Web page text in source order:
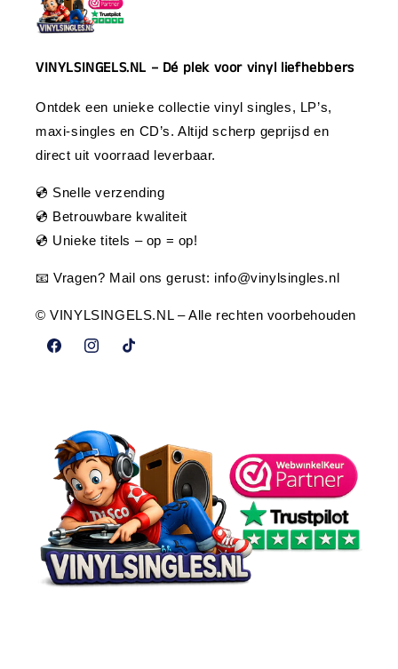
VINYLSINGELS.NL – Dé plek voor vinyl liefhebbers
Ontdek een unieke collectie vinyl singles, LP’s,
maxi-singles en CD’s. Altijd scherp geprijsd en
direct uit voorraad leverbaar.
💿 Snelle verzending
💿 Betrouwbare kwaliteit
💿 Unieke titels – op = op!
📧 Vragen? Mail ons gerust: info@vinylsingles.nl
© VINYLSINGELS.NL – Alle rechten voorbehouden
FacebookInstagramTikTok